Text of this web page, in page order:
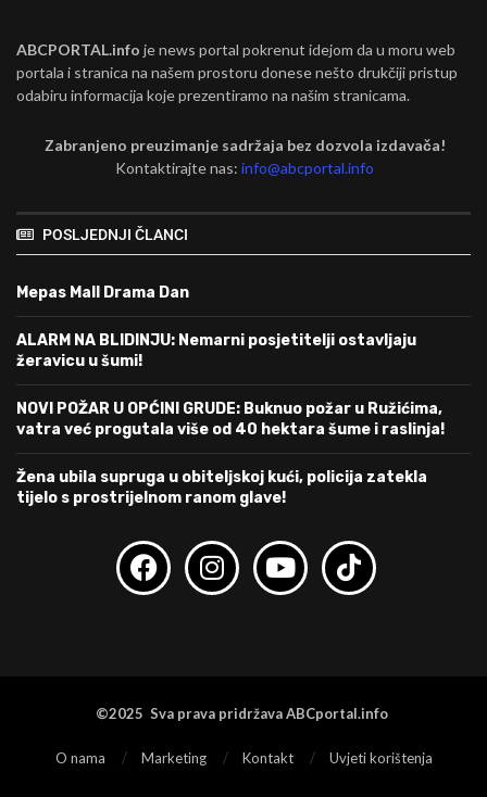
ABCPORTAL.info je news portal pokrenut idejom da u moru web
portala i stranica na našem prostoru donese nešto drukčiji pristup
odabiru informacija koje prezentiramo na našim stranicama.
Zabranjeno preuzimanje sadržaja bez dozvola izdavača!
Kontaktirajte nas:info@abcportal.info
POSLJEDNJI ČLANCI
Mepas Mall Drama Dan
ALARM NA BLIDINJU: Nemarni posjetitelji ostavljaju
žeravicu u šumi!
NOVI POŽAR U OPĆINI GRUDE: Buknuo požar u Ružićima,
vatra već progutala više od 40 hektara šume i raslinja!
Žena ubila supruga u obiteljskoj kući, policija zatekla
tijelo s prostrijelnom ranom glave!
©2025 Sva prava pridržava ABCportal.info
O nama Marketing Kontakt Uvjeti korištenja